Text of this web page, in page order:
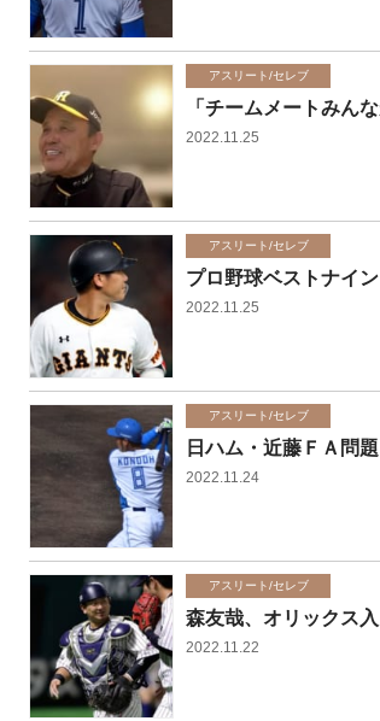
アスリート/セレブ
「チームメートみん
2022.11.25
アスリート/セレブ
プロ野球ベストナイ
2022.11.25
アスリート/セレブ
日ハム・近藤ＦＡ問
2022.11.24
アスリート/セレブ
森友哉、オリックス
2022.11.22